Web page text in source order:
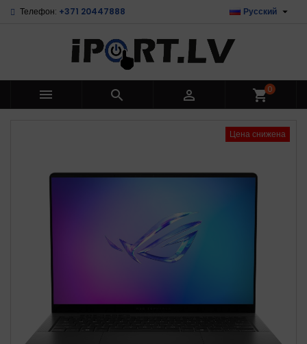
Телефон: +371 20447888 Русский 
   shopping_cart0
Цена снижена